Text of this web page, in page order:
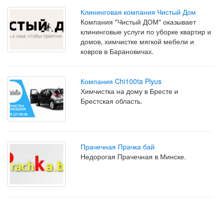
Клининговая компания Чистый Дом
Компания "Чистый ДОМ" оказывает
клининговые услуги по уборке квартир и
домов, химчистке мягкой мебели и
ковров в Барановичах.
Компания Chi100ta Plyus
Химчистка на дому в Бресте и
Брестская область.
Прачечная Прачка бай
Недорогая Прачечная в Минске.